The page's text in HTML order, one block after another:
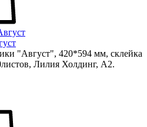
"Август", 420*594 мм, склейка
Лилия Холдинг, А2.